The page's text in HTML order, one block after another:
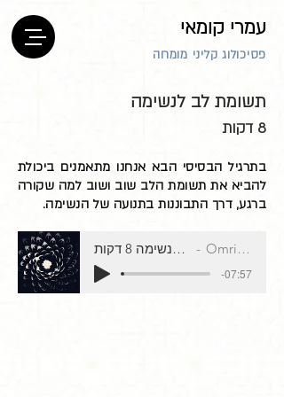
עמרי קומאי
פסיכולוג קליני מומחה
תשומת לב לנשימה
8 דקות
בתרגיל הבסיסי הבא אנחנו מתאמנים ביכולת
להביא את תשומת הלב שוב ושוב למה שקורה
ברגע, דרך התבוננות בתנועה של הנשימה.
תשומת לב לנשימה 8 דקות Omri Comay
-07:57